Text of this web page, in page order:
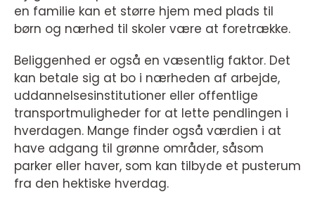
en familie kan et større hjem med plads til
børn og nærhed til skoler være at foretrække.
Beliggenhed er også en væsentlig faktor. Det
kan betale sig at bo i nærheden af arbejde,
uddannelsesinstitutioner eller offentlige
transportmuligheder for at lette pendlingen i
hverdagen. Mange finder også værdien i at
have adgang til grønne områder, såsom
parker eller haver, som kan tilbyde et pusterum
fra den hektiske hverdag.